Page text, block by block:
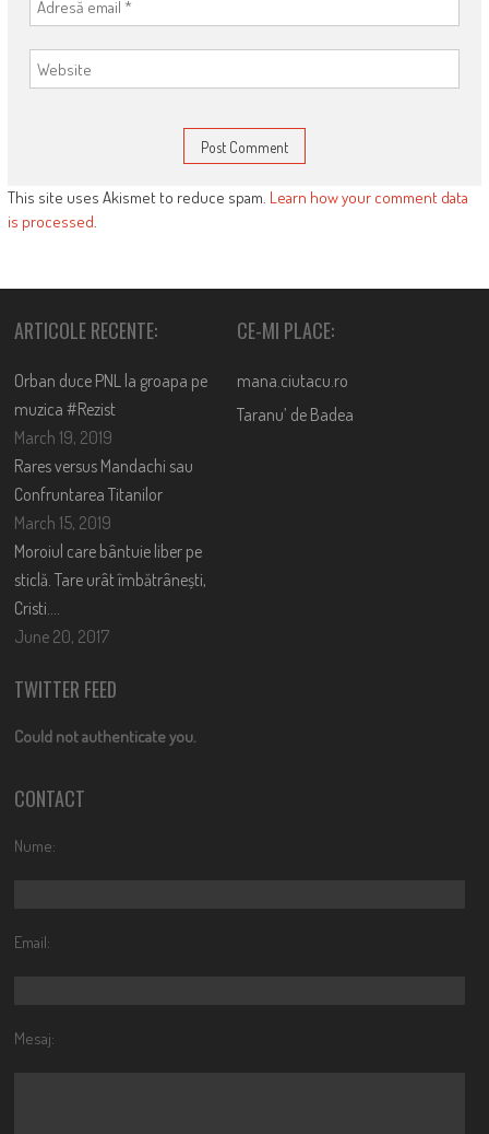
This site uses Akismet to reduce spam. Learn how your comment data
is processed.
ARTICOLE RECENTE:
Orban duce PNL la groapa pe
muzica #Rezist
March 19, 2019
Rares versus Mandachi sau
Confruntarea Titanilor
March 15, 2019
Moroiul care bântuie liber pe
sticlă. Tare urât îmbătrânești,
Cristi….
June 20, 2017
CE-MI PLACE:
mana.ciutacu.ro
Taranu’ de Badea
TWITTER FEED
Could not authenticate you.
CONTACT
Nume:
Email:
Mesaj: